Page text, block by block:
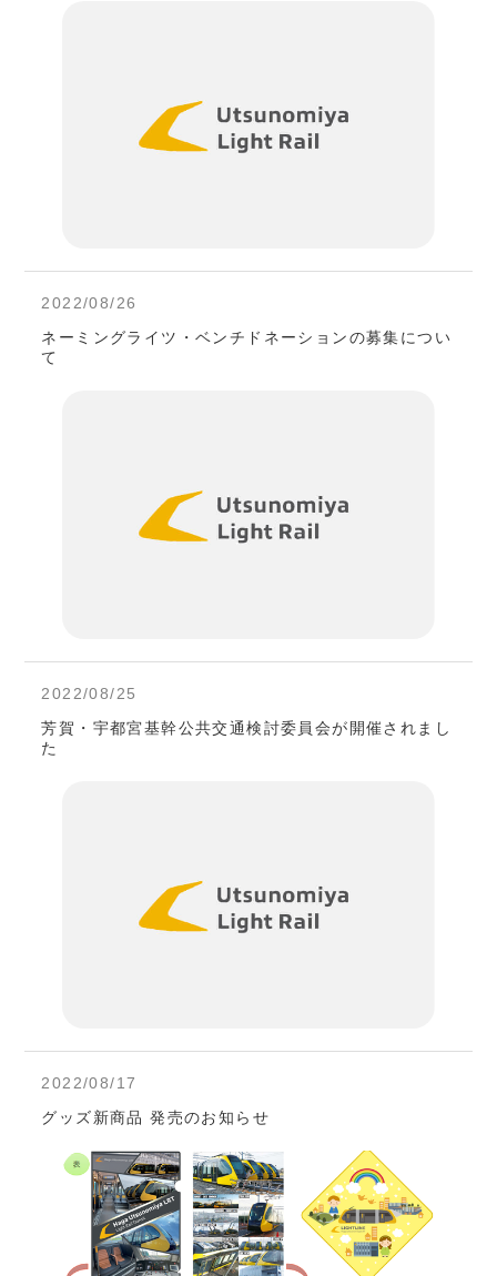
2022/08/26
ネーミングライツ・ベンチドネーションの募集につい
て
2022/08/25
芳賀・宇都宮基幹公共交通検討委員会が開催されまし
た
2022/08/17
グッズ新商品 発売のお知らせ